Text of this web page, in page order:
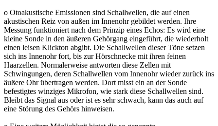
o Otoakustische Emissionen sind Schallwellen, die auf einen
akustischen Reiz von außen im Innenohr gebildet werden. Ihre
Messung funktioniert nach dem Prinzip eines Echos: Es wird eine
kleine Sonde in den äußeren Gehörgang eingeführt, die wiederholt
einen leisen Klickton abgibt. Die Schallwellen dieser Töne setzen
sich ins Innenohr fort, bis zur Hörschnecke mit ihren feinen
Haarzellen. Normalerweise antworten diese Zellen mit
Schwingungen, deren Schallwellen vom Innenohr wieder zurück ins
äußere Ohr übertragen werden. Dort misst ein an der Sonde
befestigtes winziges Mikrofon, wie stark diese Schallwellen sind.
Bleibt das Signal aus oder ist es sehr schwach, kann das auch auf
eine Störung des Gehörs hinweisen.